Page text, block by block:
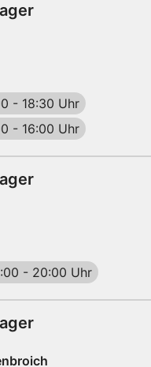
- 18:30 Uhr
- 16:00 Uhr
- 20:00 Uhr